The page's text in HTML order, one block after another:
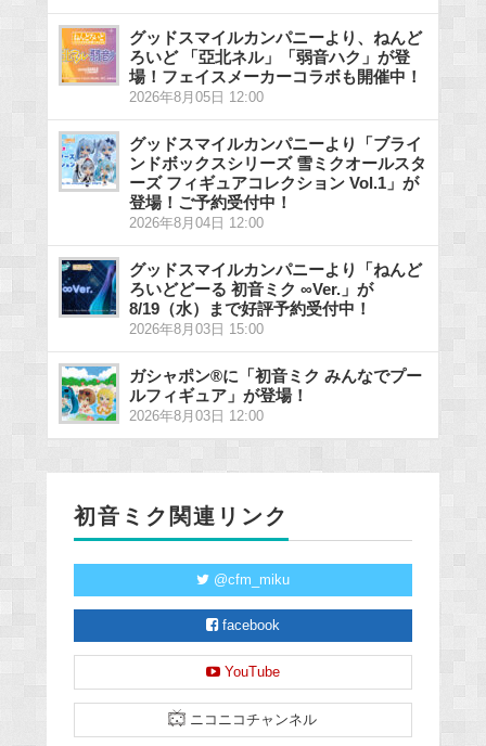
グッドスマイルカンパニーより、ねんど
ろいど 「亞北ネル」「弱音ハク」が登
場！フェイスメーカーコラボも開催中！
2026年8月05日 12:00
グッドスマイルカンパニーより「ブライ
ンドボックスシリーズ 雪ミクオールスタ
ーズ フィギュアコレクション Vol.1」が
登場！ご予約受付中！
2026年8月04日 12:00
グッドスマイルカンパニーより「ねんど
ろいどどーる 初音ミク ∞Ver.」が
8/19（水）まで好評予約受付中！
2026年8月03日 15:00
ガシャポン®に「初音ミク みんなでプー
ルフィギュア」が登場！
2026年8月03日 12:00
初音ミク関連リンク
@cfm_miku
facebook
YouTube
ニコニコチャンネル